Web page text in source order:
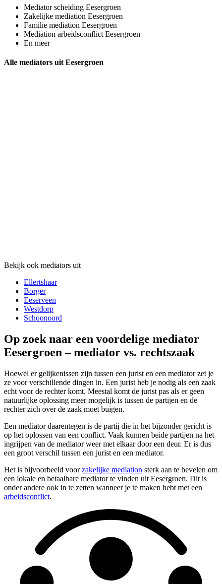
Mediator scheiding Eesergroen
Zakelijke mediation Eesergroen
Familie mediation Eesergroen
Mediation arbeidsconflict Eesergroen
En meer
Alle mediators uit Eesergroen
Bekijk ook mediators uit
Ellertshaar
Borger
Eeserveen
Westdorp
Schoonoord
Op zoek naar een voordelige mediator
Eesergroen – mediator vs. rechtszaak
Hoewel er gelijkenissen zijn tussen een jurist en een mediator zet je
ze voor verschillende dingen in. Een jurist heb je nodig als een zaak
echt voor de rechter komt. Meestal komt de jurist pas als er geen
natuurlijke oplossing meer mogelijk is tussen de partijen en de
rechter zich over de zaak moet buigen.
Een mediator daarentegen is de partij die in het bijzonder gericht is
op het oplossen van een conflict. Vaak kunnen beide partijen na het
ingrijpen van de mediator weer met elkaar door een deur. Er is dus
een groot verschil tussen een jurist en een mediator.
Het is bijvoorbeeld voorzakelijke mediation sterk aan te bevelen om
een lokale en betaalbare mediator te vinden uit Eesergroen. Dit is
onder andere ook in te zetten wanneer je te maken hebt met een
arbeidsconflict.